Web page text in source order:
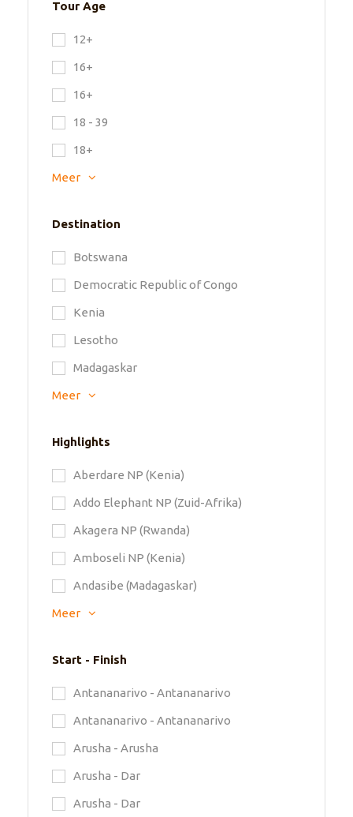
Tour Age
12+
16+
16+
18 - 39
18+
Meer
Destination
Botswana
Democratic Republic of Congo
Kenia
Lesotho
Madagaskar
Meer
Highlights
Aberdare NP (Kenia)
Addo Elephant NP (Zuid-Afrika)
Akagera NP (Rwanda)
Amboseli NP (Kenia)
Andasibe (Madagaskar)
Meer
Start - Finish
Antananarivo - Antananarivo
Antananarivo - Antananarivo
Arusha - Arusha
Arusha - Dar
Arusha - Dar